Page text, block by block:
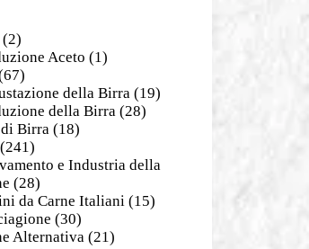
Aceto (1)
della Birra (19)
della Birra (28)
Birra (18)
(241)
e Industria della
(28)
da Carne Italiani (15)
(30)
Alternativa (21)